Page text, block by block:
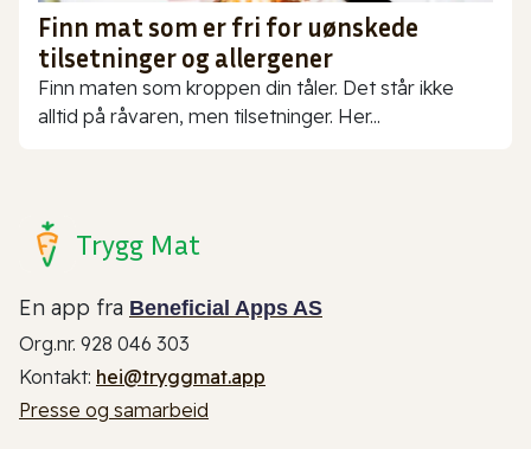
Finn mat som er fri for uønskede
tilsetninger og allergener
Finn maten som kroppen din tåler. Det står ikke
alltid på råvaren, men tilsetninger. Her...
Trygg Mat
En app fra Beneficial Apps AS
Org.nr. 928 046 303
Kontakt: hei@tryggmat.app
Presse og samarbeid